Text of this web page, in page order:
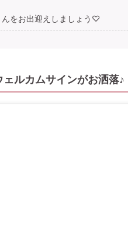
をお出迎えしましょう♡
ルカムサインがお洒落♪